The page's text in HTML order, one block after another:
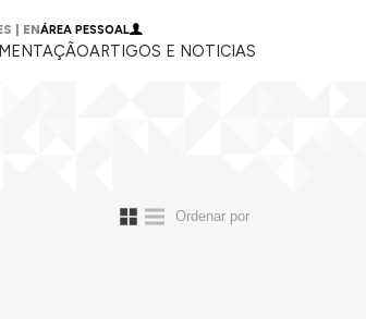
ENÁREA PESSOAL
ARTIGOS E NOTICIAS